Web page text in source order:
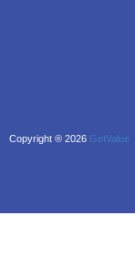
Copyright ® 2026 GetValue